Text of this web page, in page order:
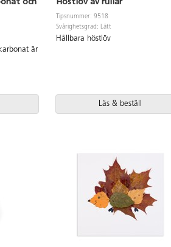
är
Tipsnummer: 9518
Svårighetsgrad: Lätt
Hållbara höstlöv
Läs & beställ